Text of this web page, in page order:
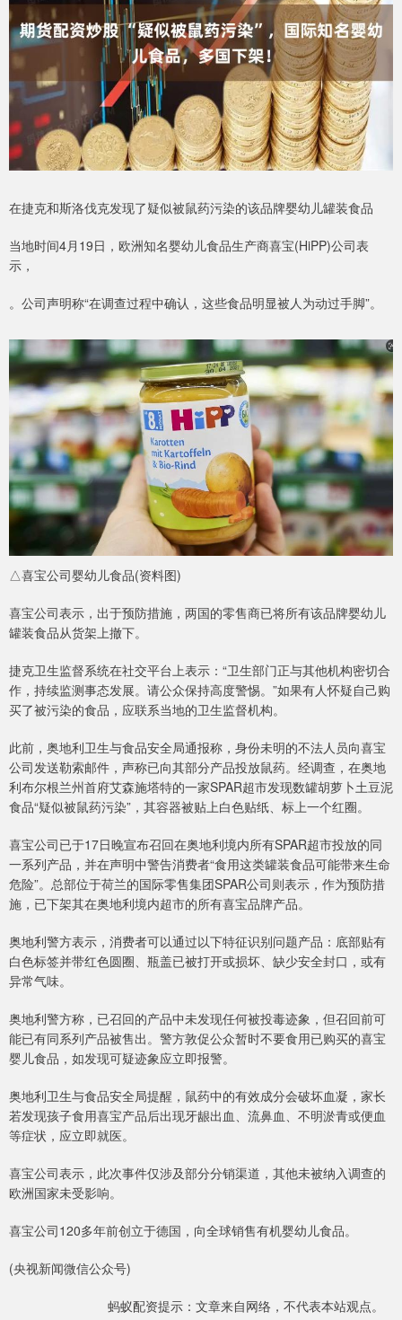
在捷克和斯洛伐克发现了疑似被鼠药污染的该品牌婴幼儿罐装食品
当地时间4月19日，欧洲知名婴幼儿食品生产商喜宝(HiPP)公司表
示，
。公司声明称“在调查过程中确认，这些食品明显被人为动过手脚”。
△喜宝公司婴幼儿食品(资料图)
喜宝公司表示，出于预防措施，两国的零售商已将所有该品牌婴幼儿
罐装食品从货架上撤下。
捷克卫生监督系统在社交平台上表示：“卫生部门正与其他机构密切合
作，持续监测事态发展。请公众保持高度警惕。”如果有人怀疑自己购
买了被污染的食品，应联系当地的卫生监督机构。
此前，奥地利卫生与食品安全局通报称，身份未明的不法人员向喜宝
公司发送勒索邮件，声称已向其部分产品投放鼠药。经调查，在奥地
利布尔根兰州首府艾森施塔特的一家SPAR超市发现数罐胡萝卜土豆泥
食品“疑似被鼠药污染”，其容器被贴上白色贴纸、标上一个红圈。
喜宝公司已于17日晚宣布召回在奥地利境内所有SPAR超市投放的同
一系列产品，并在声明中警告消费者“食用这类罐装食品可能带来生命
危险”。总部位于荷兰的国际零售集团SPAR公司则表示，作为预防措
施，已下架其在奥地利境内超市的所有喜宝品牌产品。
奥地利警方表示，消费者可以通过以下特征识别问题产品：底部贴有
白色标签并带红色圆圈、瓶盖已被打开或损坏、缺少安全封口，或有
异常气味。
奥地利警方称，已召回的产品中未发现任何被投毒迹象，但召回前可
能已有同系列产品被售出。警方敦促公众暂时不要食用已购买的喜宝
婴儿食品，如发现可疑迹象应立即报警。
奥地利卫生与食品安全局提醒，鼠药中的有效成分会破坏血凝，家长
若发现孩子食用喜宝产品后出现牙龈出血、流鼻血、不明淤青或便血
等症状，应立即就医。
喜宝公司表示，此次事件仅涉及部分分销渠道，其他未被纳入调查的
欧洲国家未受影响。
喜宝公司120多年前创立于德国，向全球销售有机婴幼儿食品。
(央视新闻微信公众号)
蚂蚁配资提示：文章来自网络，不代表本站观点。